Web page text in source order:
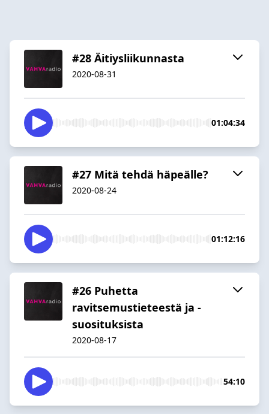
#28 Äitiysliikunnasta
2020-08-31
01:04:34
#27 Mitä tehdä häpeälle?
2020-08-24
01:12:16
#26 Puhetta
ravitsemustieteestä ja -
suosituksista
2020-08-17
54:10